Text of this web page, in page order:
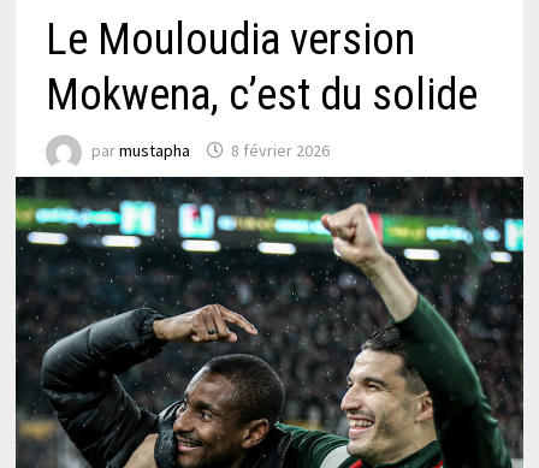
Le Mouloudia version
Mokwena, c’est du solide
parmustapha 8 février 2026